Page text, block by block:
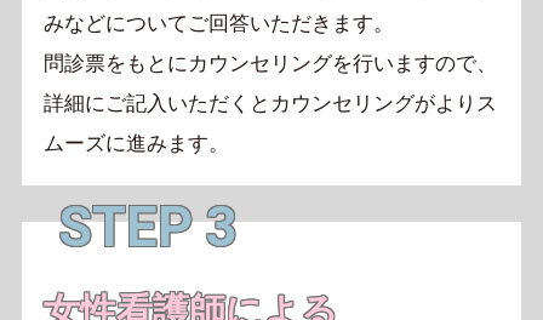
みなどについてご回答いただきます。
問診票をもとにカウンセリングを行いますので、
詳細にご記入いただくとカウンセリングがよりス
ムーズに進みます。
STEP 3
女性看護師による